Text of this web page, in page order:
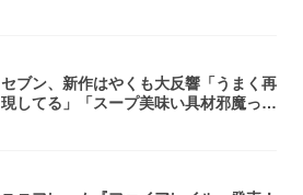
セブン、新作はやくも大反響「うまく再
現してる」「スープ美味い具材邪魔って